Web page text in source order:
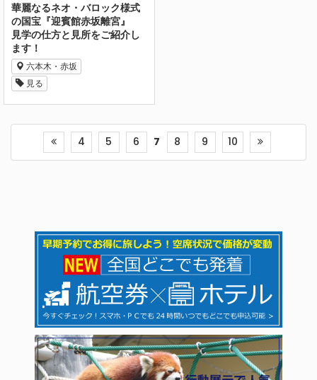
華麗なるネオ・バロック様式
の国宝『迎賓館赤坂離宮』
見学の仕方と見所をご紹介し
ます！
六本木・赤坂
見る
4 5 6 7 8 9 10